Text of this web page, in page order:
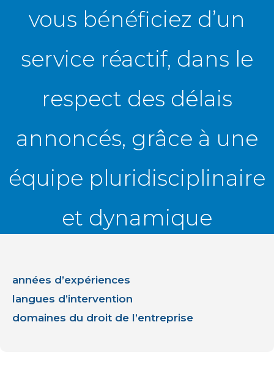
vous bénéficiez d’un
service réactif, dans le
respect des délais
annoncés, grâce à une
équipe pluridisciplinaire
et dynamique
années d’expériences
langues d’intervention
domaines du droit de l’entreprise